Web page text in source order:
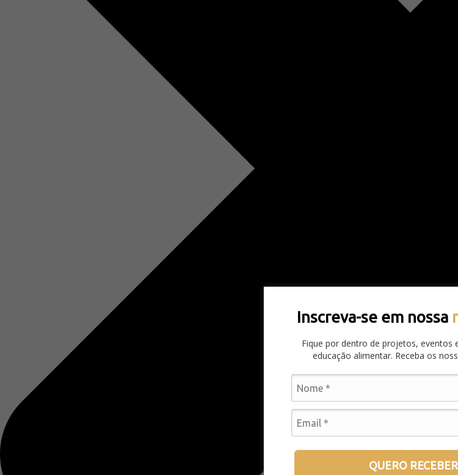
Inscreva-se em nossa
Fique por dentro de projetos, eventos
educação alimentar. Receba os
QUERO RECEBER